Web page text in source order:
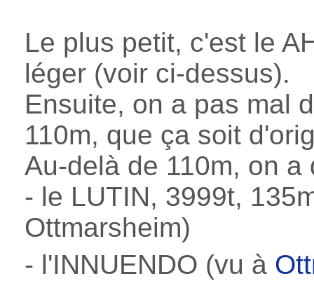
Le plus petit, c'est le
léger (voir ci-dessus).
Ensuite, on a pas mal
110m, que ça soit
Au-delà de 110m, on
- le LUTIN, 3999t,
Ottmarsheim)
- l'INNUENDO (vu à